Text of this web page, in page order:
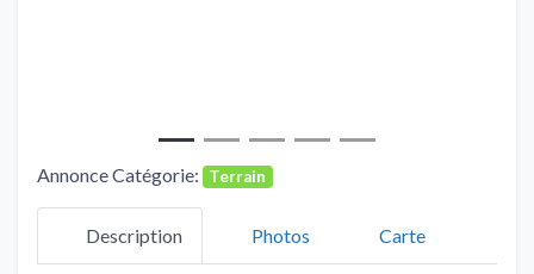
Annonce Catégorie: Terrain
Description Photos Carte